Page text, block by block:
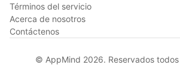
Términos del servicio
Acerca de nosotros
Contáctenos
© AppMind 2026. Reservados